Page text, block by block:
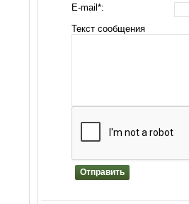
E-mail*:
Текст сообщения
Отправить